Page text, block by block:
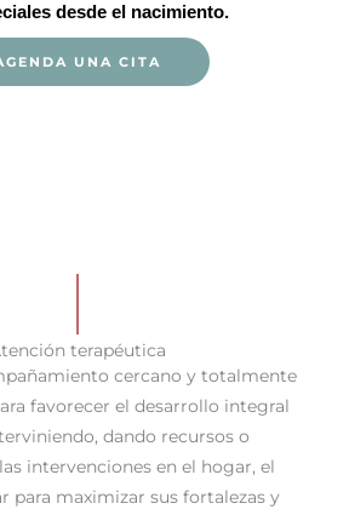
desde el nacimiento.
UNA CITA
terapéutica
cercano y totalmente
favorecer el desarrollo integral
dando recursos o
intervenciones en el hogar, el
para maximizar sus fortalezas y